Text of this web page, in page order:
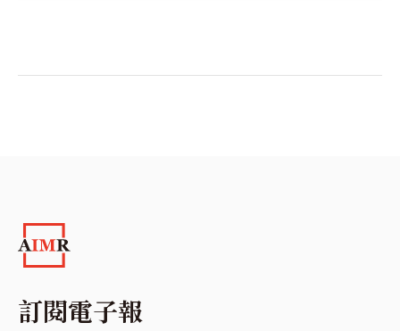
訂閱電子報